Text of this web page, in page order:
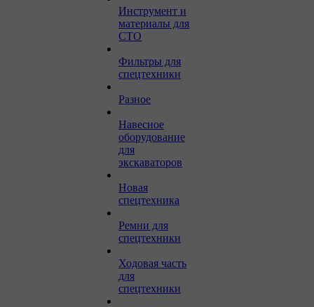
Инструмент и
материалы для
СТО
Фильтры для
спецтехники
Разное
Навесное
оборудование
для
экскаваторов
Новая
спецтехника
Ремни для
спецтехники
Ходовая часть
для
спецтехники